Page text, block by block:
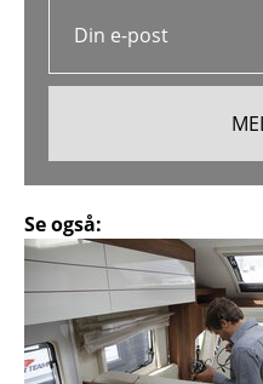
Se også: